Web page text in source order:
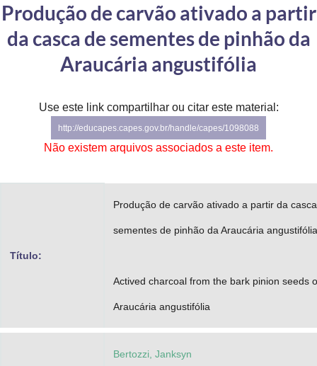
Controladoria-Geral da União
Secretaria de Governo
Gabinete de Segurança Institucional
Produção de carvão ativado a partir
da casca de sementes de pinhão da
Araucária angustifólia
Use este link compartilhar ou citar este material:
http://educapes.capes.gov.br/handle/capes/1098088
Não existem arquivos associados a este item.
Título:
Produção de carvão ativado a partir da
sementes de pinhão da Araucária angustifólia
Actived charcoal from the bark pinion seeds
Araucária angustifólia
Bertozzi, Janksyn